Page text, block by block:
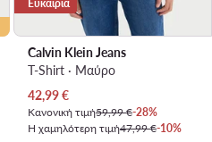
Ευκαιρία
Calvin Klein Jeans
T-Shirt · Μαύρο
Τρέχουσα τιμή
42,99€
Κανονική τιμή59,99 €-28%
Η χαμηλότερη τιμή47,99 €-10%